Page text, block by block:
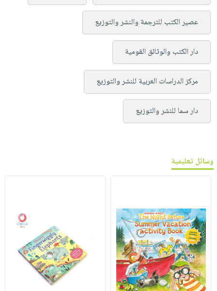
عصير الكتب للترجمة والنشر والتوزيع
دار الكتب والوثائق القومية
مركز الدراسات العربية للنشر والتوزيع
دار سما للنشر والتوزيع
وسائل تعليمية